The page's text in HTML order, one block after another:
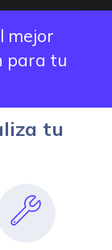
mejor
para tu
tu